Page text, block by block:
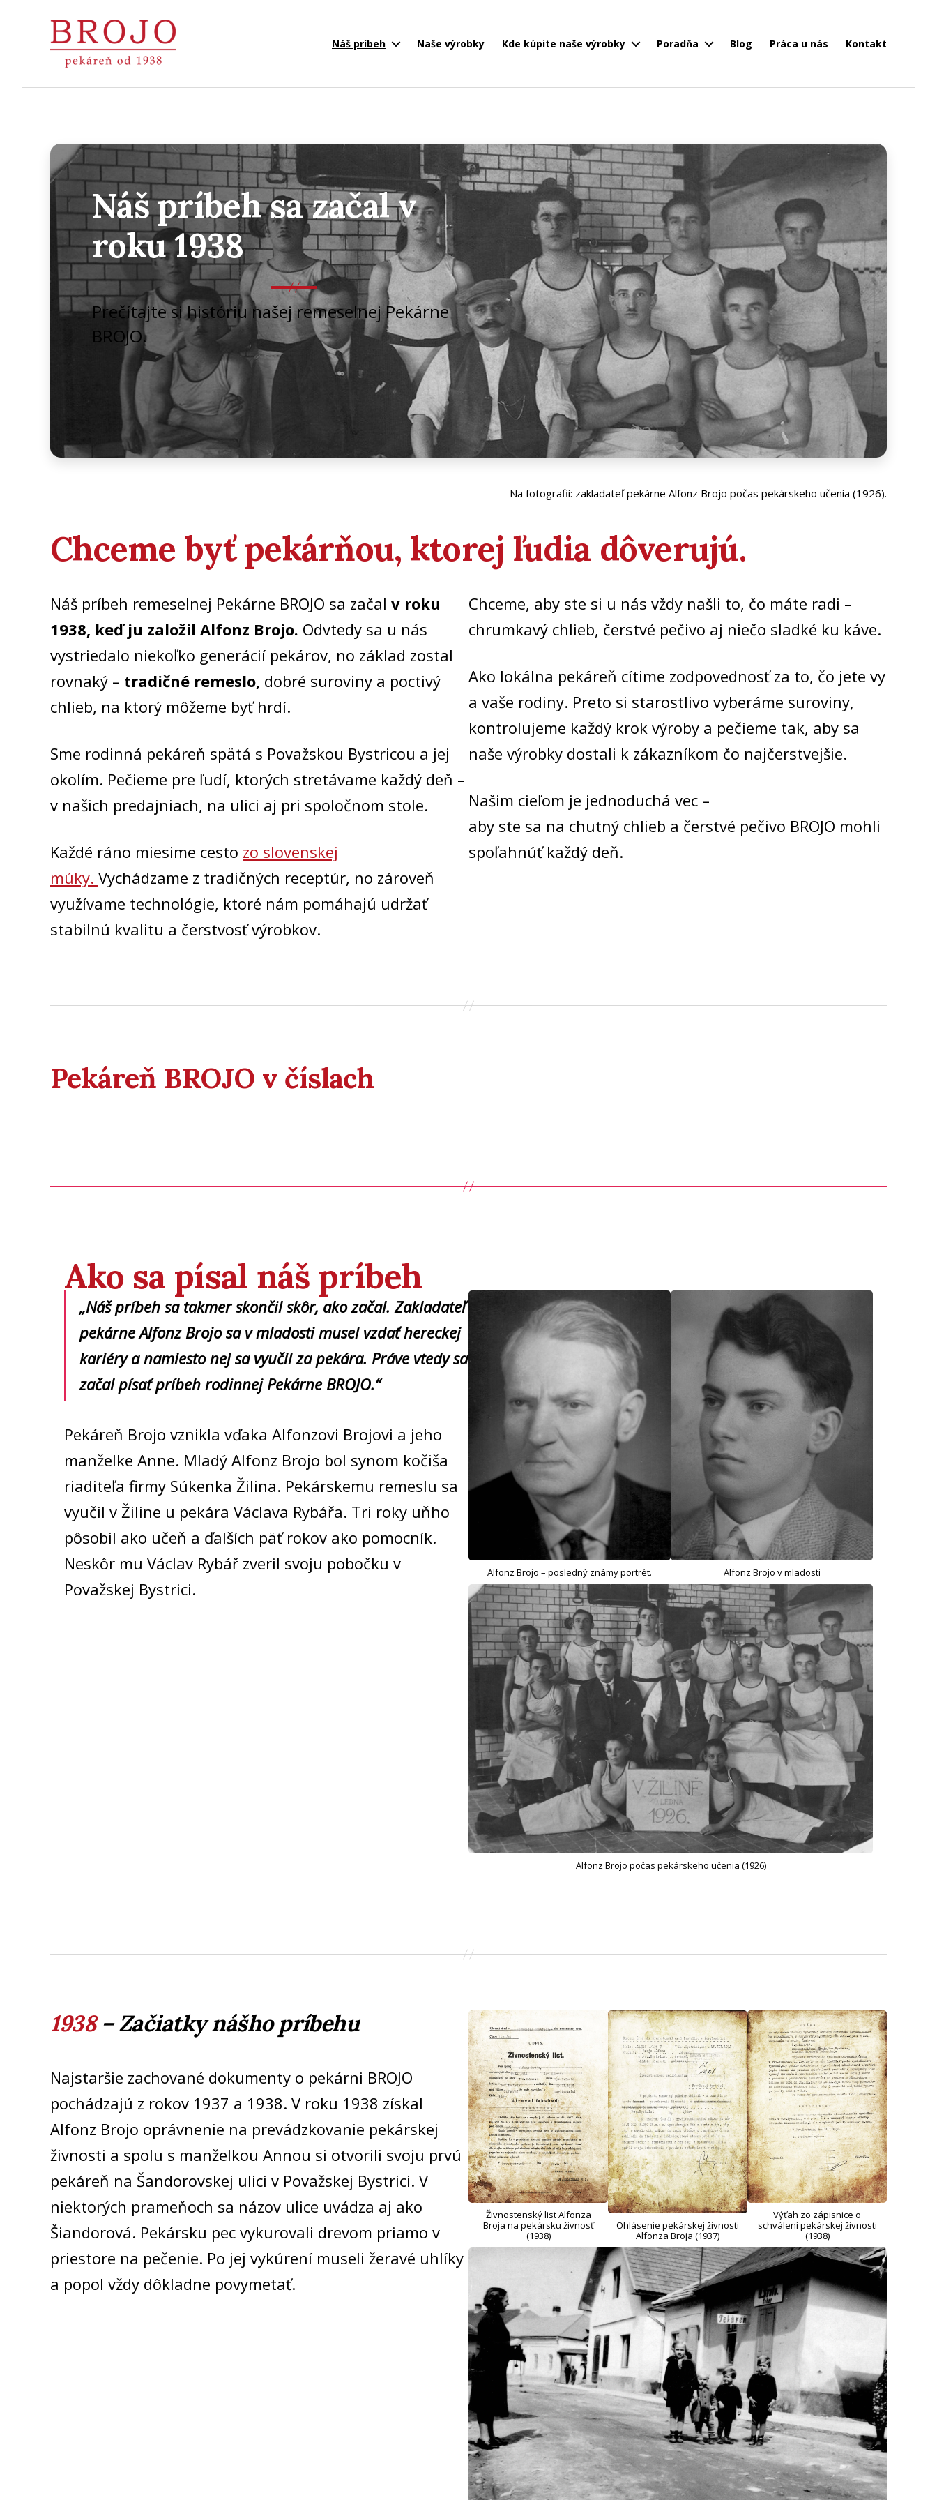
BROJO
Náš príbeh Naše výrobky Kde kúpite naše výrobky Poradňa Blog Práca u nás Kontakt
Náš príbeh sa začal v
roku 1938
Prečítajte si históriu našej remeselnej Pekárne
BROJO.
Na fotografii: zakladateľ pekárne Alfonz Brojo počas pekárskeho učenia (1926).
Chceme byť pekárňou, ktorej ľudia dôverujú.
Náš príbeh remeselnej Pekárne BROJO sa začal v roku
1938, keď ju založil Alfonz Brojo. Odvtedy sa u nás
vystriedalo niekoľko generácií pekárov, no základ zostal
rovnaký – tradičné remeslo, dobré suroviny a poctivý
chlieb, na ktorý môžeme byť hrdí.
Sme rodinná pekáreň spätá s Považskou Bystricou a jej
okolím. Pečieme pre ľudí, ktorých stretávame každý deň –
v našich predajniach, na ulici aj pri spoločnom stole.
Každé ráno miesime cesto zo slovenskej
múky. Vychádzame z tradičných receptúr, no zároveň
využívame technológie, ktoré nám pomáhajú udržať
stabilnú kvalitu a čerstvosť výrobkov.
Chceme, aby ste si u nás vždy našli to, čo máte radi –
chrumkavý chlieb, čerstvé pečivo aj niečo sladké ku káve.
Ako lokálna pekáreň cítime zodpovednosť za to, čo jete vy
a vaše rodiny. Preto si starostlivo vyberáme suroviny,
kontrolujeme každý krok výroby a pečieme tak, aby sa
naše výrobky dostali k zákazníkom čo najčerstvejšie.
Našim cieľom je jednoduchá vec –
aby ste sa na chutný chlieb a čerstvé pečivo BROJO mohli
spoľahnúť každý deň.
Pekáreň BROJO v číslach
Ako sa písal náš príbeh
„Náš príbeh sa takmer skončil skôr, ako začal. Zakladateľ
pekárne Alfonz Brojo sa v mladosti musel vzdať hereckej
kariéry a namiesto nej sa vyučil za pekára. Práve vtedy sa
začal písať príbeh rodinnej Pekárne BROJO.“
Pekáreň Brojo vznikla vďaka Alfonzovi Brojovi a jeho
manželke Anne. Mladý Alfonz Brojo bol synom kočiša
riaditeľa firmy Súkenka Žilina. Pekárskemu remeslu sa
vyučil v Žiline u pekára Václava Rybářa. Tri roky uňho
pôsobil ako učeň a ďalších päť rokov ako pomocník.
Neskôr mu Václav Rybář zveril svoju pobočku v
Považskej Bystrici.
Alfonz Brojo – posledný známy portrét. Alfonz Brojo v mladosti
Alfonz Brojo počas pekárskeho učenia (1926)
1938 – Začiatky nášho príbehu
Najstaršie zachované dokumenty o pekárni BROJO
pochádzajú z rokov 1937 a 1938. V roku 1938 získal
Alfonz Brojo oprávnenie na prevádzkovanie pekárskej
živnosti a spolu s manželkou Annou si otvorili svoju prvú
pekáreň na Šandorovskej ulici v Považskej Bystrici. V
niektorých prameňoch sa názov ulice uvádza aj ako
Šiandorová. Pekársku pec vykurovali drevom priamo v
priestore na pečenie. Po jej vykúrení museli žeravé uhlíky
a popol vždy dôkladne povymetať.
Živnostenský list Alfonza
Broja na pekársku živnosť
(1938)
Ohlásenie pekárskej živnosti
Alfonza Broja (1937)
Výťah zo zápisnice o
schválení pekárskej živnosti
(1938)